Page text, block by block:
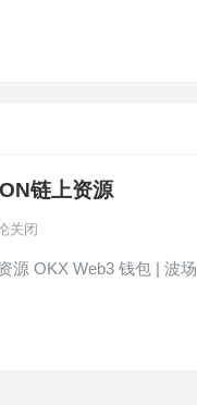
链上资源
关闭
源 OKX Web3 钱包 | 波场